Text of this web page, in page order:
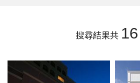
搜尋結果共 16